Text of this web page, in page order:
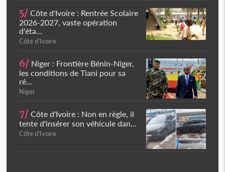
5/ Côte d'Ivoire : Rentrée Scolaire
2026-2027, vaste opération
d'éta...
Côte d'Ivoire
6/ Niger : Frontière Bénin-Niger,
les conditions de Tiani pour sa
ré...
Niger
7/ Côte d'Ivoire : Non en règle, il
tente d'insérer son véhicule dan...
Côte d'Ivoire